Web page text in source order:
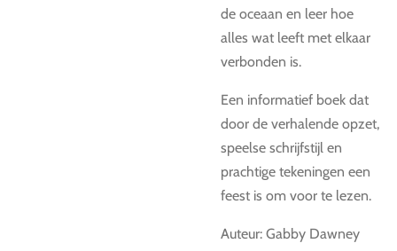
de oceaan en leer hoe
alles wat leeft met elkaar
verbonden is.
Een informatief boek dat
door de verhalende opzet,
speelse schrijfstijl en
prachtige tekeningen een
feest is om voor te lezen.
Auteur: Gabby Dawney